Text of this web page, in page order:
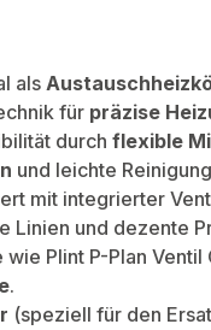
als
für präzise
durch flexible
und leichte
mit integrierter
Linien und dezente
wie Plint P-Plan
.
(speziell für den